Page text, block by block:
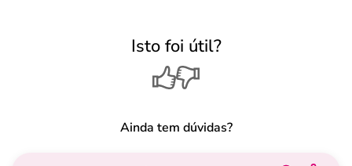
Isto foi útil?
Ainda tem dúvidas?